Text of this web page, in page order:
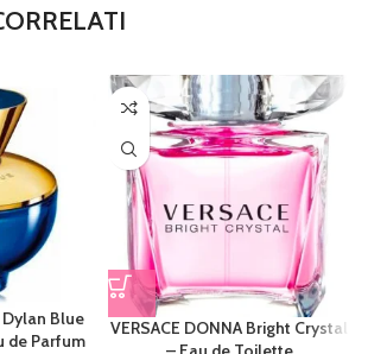
Dylan Blue
de Parfum
VERSACE DONNA Bright Crystal